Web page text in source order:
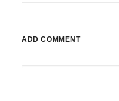
ADD COMMENT